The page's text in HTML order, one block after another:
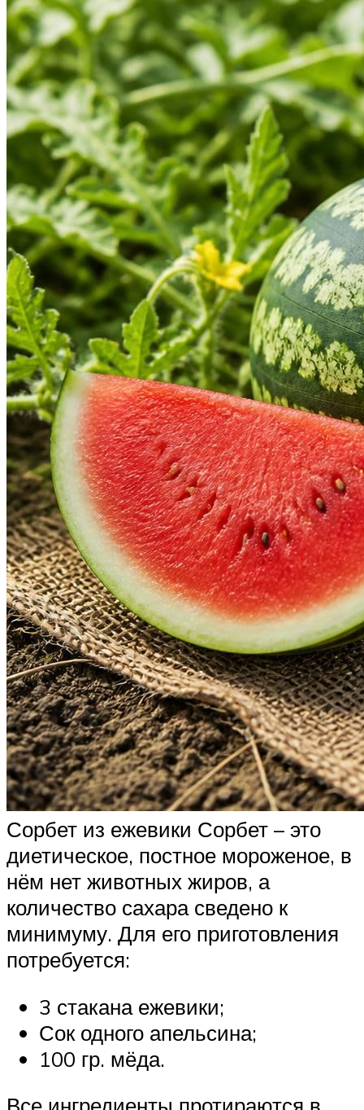
Сорбет из ежевики Сорбет – это
диетическое, постное мороженое, в
нём нет животных жиров, а
количество сахара сведено к
минимуму. Для его приготовления
потребуется:
3 стакана ежевики;
Сок одного апельсина;
100 гр. мёда.